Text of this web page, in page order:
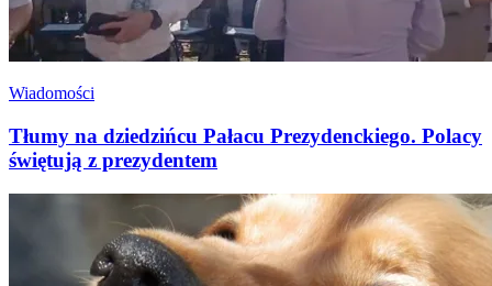
Wiadomości
Tłumy na dziedzińcu Pałacu Prezydenckiego. Polacy
świętują z prezydentem